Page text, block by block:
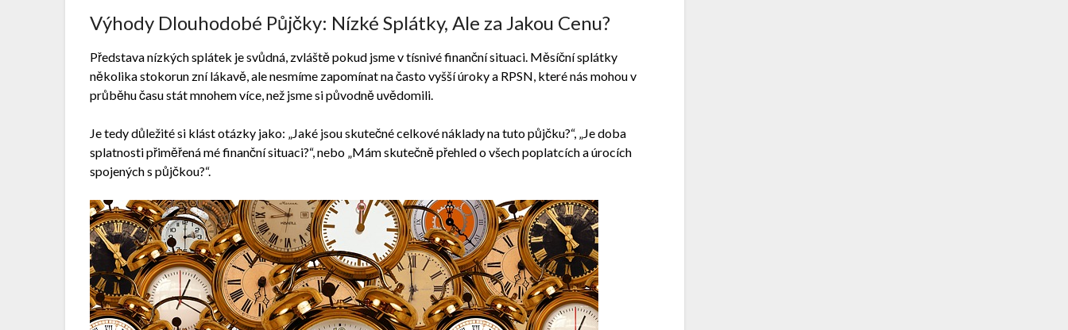
Výhody Dlouhodobé Půjčky: Nízké Splátky, Ale za Jakou Cenu?
Představa nízkých splátek je svůdná, zvláště pokud jsme v tísnivé finanční situaci. Měsíční splátky
několika stokorun zní lákavě, ale nesmíme zapomínat na často vyšší úroky a RPSN, které nás mohou v
průběhu času stát mnohem více, než jsme si původně uvědomili.
Je tedy důležité si klást otázky jako: „Jaké jsou skutečné celkové náklady na tuto půjčku?“, „Je doba
splatnosti přiměřená mé finanční situaci?“, nebo „Mám skutečně přehled o všech poplatcích a úrocích
spojených s půjčkou?“.